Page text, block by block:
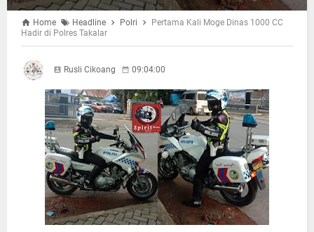
Home Headline Polri
Pertama Kali Moge Dinas 1000 CC
Hadir di Polres Takalar
Rusli Cikoang 09:04:00